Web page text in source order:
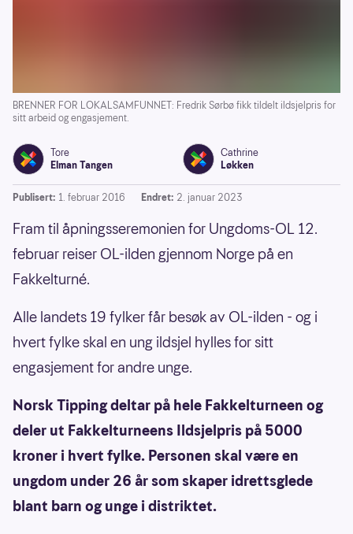
BRENNER FOR LOKALSAMFUNNET: Fredrik Sørbø fikk tildelt ildsjelpris for
sitt arbeid og engasjement.
Tore
Elman Tangen
Cathrine
Løkken
Publisert: 1. februar 2016 Endret: 2. januar 2023
Fram til åpningsseremonien for Ungdoms-OL 12.
februar reiser OL-ilden gjennom Norge på en
Fakkelturné.
Alle landets 19 fylker får besøk av OL-ilden - og i
hvert fylke skal en ung ildsjel hylles for sitt
engasjement for andre unge.
Norsk Tipping deltar på hele Fakkelturneen og
deler ut Fakkelturneens Ildsjelpris på 5000
kroner i hvert fylke. Personen skal være en
ungdom under 26 år som skaper idrettsglede
blant barn og unge i distriktet.